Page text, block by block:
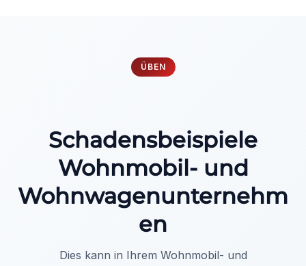
ÜBEN
Schadensbeispiele
Wohnmobil- und
Wohnwagenunternehm
en
Dies kann in Ihrem Wohnmobil- und